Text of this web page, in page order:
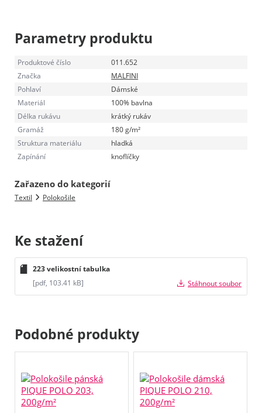
Parametry produktu
Produktové číslo
011.652
Značka
MALFINI
Pohlaví
Dámské
Materiál
100% bavlna
Délka rukávu
krátký rukáv
Gramáž
180 g/m²
Struktura materiálu
hladká
Zapínání
knoflíčky
Zařazeno do kategorií
Textil Polokošile
Ke stažení
223 velikostní tabulka
[pdf, 103.41 kB]
Stáhnout soubor
Podobné produkty